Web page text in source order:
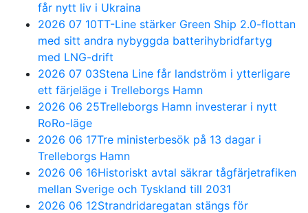
får nytt liv i Ukraina
2026 07 10TT-Line stärker Green Ship 2.0-flottan
med sitt andra nybyggda batterihybridfartyg
med LNG-drift
2026 07 03Stena Line får landström i ytterligare
ett färjeläge i Trelleborgs Hamn
2026 06 25Trelleborgs Hamn investerar i nytt
RoRo-läge
2026 06 17Tre ministerbesök på 13 dagar i
Trelleborgs Hamn
2026 06 16Historiskt avtal säkrar tågfärjetrafiken
mellan Sverige och Tyskland till 2031
2026 06 12Strandridaregatan stängs för